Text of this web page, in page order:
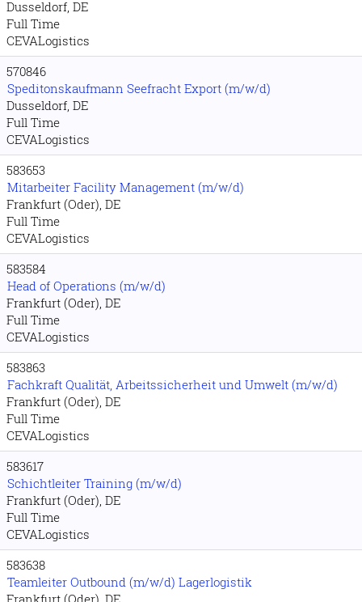
Dusseldorf, DE
Full Time
CEVALogistics
570846
Speditonskaufmann Seefracht Export (m/w/d)
Dusseldorf, DE
Full Time
CEVALogistics
583653
Mitarbeiter Facility Management (m/w/d)
Frankfurt (Oder), DE
Full Time
CEVALogistics
583584
Head of Operations (m/w/d)
Frankfurt (Oder), DE
Full Time
CEVALogistics
583863
Fachkraft Qualität, Arbeitssicherheit und Umwelt (m/w/d)
Frankfurt (Oder), DE
Full Time
CEVALogistics
583617
Schichtleiter Training (m/w/d)
Frankfurt (Oder), DE
Full Time
CEVALogistics
583638
Teamleiter Outbound (m/w/d) Lagerlogistik
Frankfurt (Oder), DE